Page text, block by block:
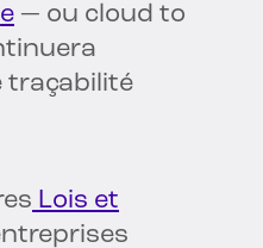
— ou cloud to
traçabilité
Lois et